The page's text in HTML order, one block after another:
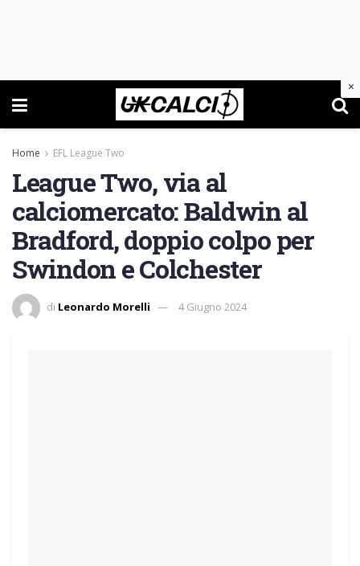
Home EFL League Two
League Two, via al
calciomercato: Baldwin al
Bradford, doppio colpo per
Swindon e Colchester
di Leonardo Morelli 4 Giugno 2024
×